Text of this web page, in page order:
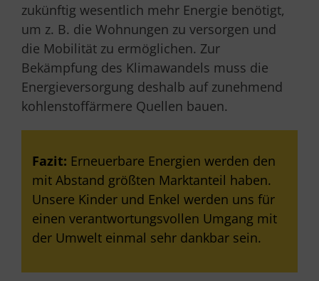
zukünftig wesentlich mehr Energie benötigt,
um z. B. die Wohnungen zu versorgen und
die Mobilität zu ermöglichen. Zur
Bekämpfung des Klimawandels muss die
Energieversorgung deshalb auf zunehmend
kohlenstoffärmere Quellen bauen.
Fazit: Erneuerbare Energien werden den
mit Abstand größten Marktanteil haben.
Unsere Kinder und Enkel werden uns für
einen verantwortungsvollen Umgang mit
der Umwelt einmal sehr dankbar sein.